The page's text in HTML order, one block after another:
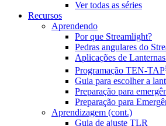
Ver todas as séries
Recursos
Aprendendo
Por que Streamlight?
Pedras angulares do
Aplicações de
Programação TEN-TAP
Guia para escolher a
Preparação para
Preparação para
Aprendizagem (cont.)
Guia de ajuste TLR